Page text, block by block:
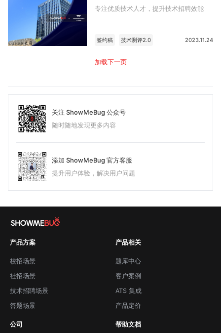
专注优质技术人才，提升技术招聘效能
签约稿 技术测评2.0 2023.11.24
加载下一页
关注 ShowMeBug 公众号
随时随地发现更多内容
添加 ShowMeBug 官方客服
提升用户体验，解决用户问题
产品方案
校招场景
社招场景
技术招聘场景
答题场景
产品相关
题库中心
客户案例
ATS 集成
产品定价
公司 帮助文档